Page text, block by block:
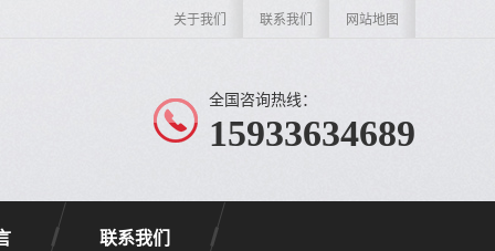
关于我们 联系我们 网站地图
全国咨询热线：
15933634689
联系我们